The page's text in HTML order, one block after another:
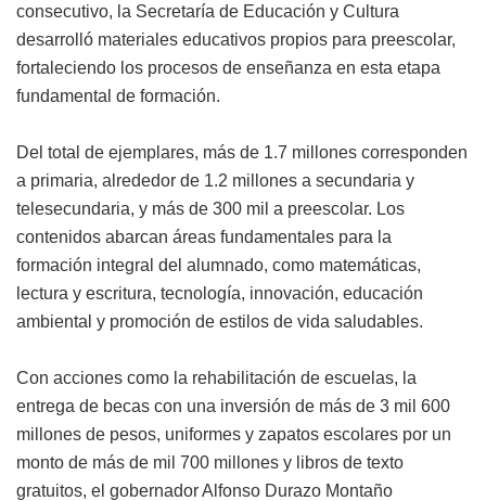
consecutivo, la Secretaría de Educación y Cultura
desarrolló materiales educativos propios para preescolar,
fortaleciendo los procesos de enseñanza en esta etapa
fundamental de formación.
Del total de ejemplares, más de 1.7 millones corresponden
a primaria, alrededor de 1.2 millones a secundaria y
telesecundaria, y más de 300 mil a preescolar. Los
contenidos abarcan áreas fundamentales para la
formación integral del alumnado, como matemáticas,
lectura y escritura, tecnología, innovación, educación
ambiental y promoción de estilos de vida saludables.
Con acciones como la rehabilitación de escuelas, la
entrega de becas con una inversión de más de 3 mil 600
millones de pesos, uniformes y zapatos escolares por un
monto de más de mil 700 millones y libros de texto
gratuitos, el gobernador Alfonso Durazo Montaño